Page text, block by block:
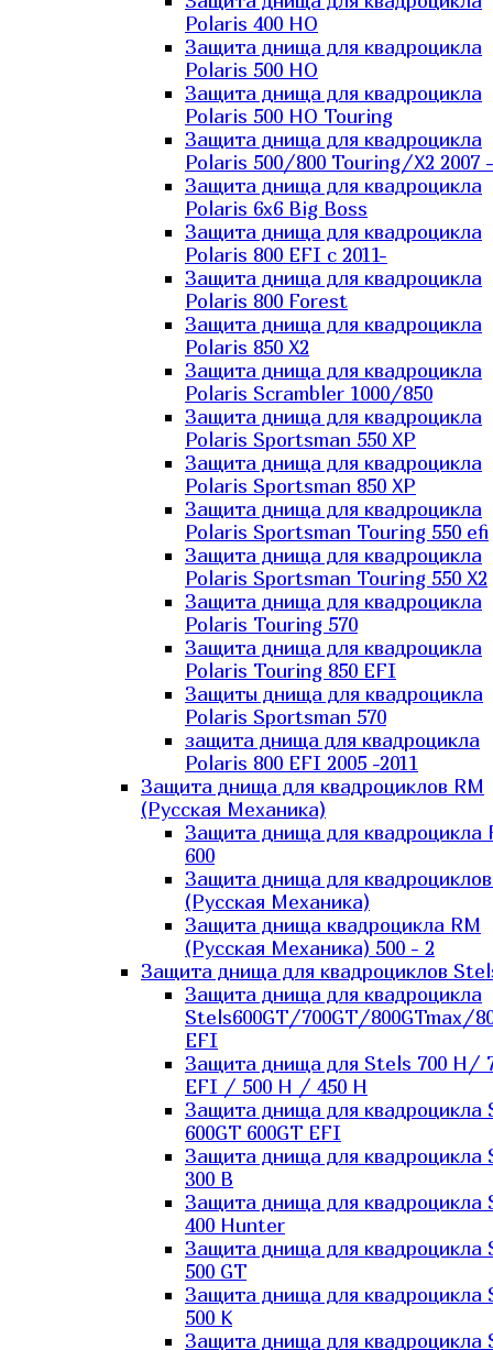
Polaris 400 HO
Защита днища для квадроцикла
Polaris 500 HO
Защита днища для квадроцикла
Polaris 500 HO Touring
Защита днища для квадроцикла
Polaris 500/800 Touring/X2 2007 -
Защита днища для квадроцикла
Polaris 6х6 Big Boss
Защита днища для квадроцикла
Polaris 800 EFI с 2011-
Защита днища для квадроцикла
Polaris 800 Forest
Защита днища для квадроцикла
Polaris 850 X2
Защита днища для квадроцикла
Polaris Scrambler 1000/850
Защита днища для квадроцикла
Polaris Sportsman 550 XP
Защита днища для квадроцикла
Polaris Sportsman 850 XP
Защита днища для квадроцикла
Polaris Sportsman Touring 550 efi
Защита днища для квадроцикла
Polaris Sportsman Touring 550 X2
Защита днища для квадроцикла
Polaris Touring 570
Защита днища для квадроцикла
Polaris Touring 850 EFI
Защиты днища для квадроцикла
Polaris Sportsman 570
защита днища для квадроцикла
Polaris 800 EFI 2005 -2011
Защита днища для квадроциклов RM
(Русская Механика)
Защита днища для квадроцикла
600
Защита днища для
(Русская Механика)
Защита днища квадроцикла RM
(Русская Механика) 500 - 2
Защита днища для квадроциклов
Защита днища для квадроцикла
Stels600GT/700GT/800GTmax/
EFI
Защита днища для Stels 700 H/
EFI / 500 H / 450 H
Защита днища для квадроцикла
600GT 600GT EFI
Защита днища для квадроцикла
300 B
Защита днища для квадроцикла
400 Hunter
Защита днища для квадроцикла
500 GT
Защита днища для квадроцикла
500 K
Защита днища для квадроцикла